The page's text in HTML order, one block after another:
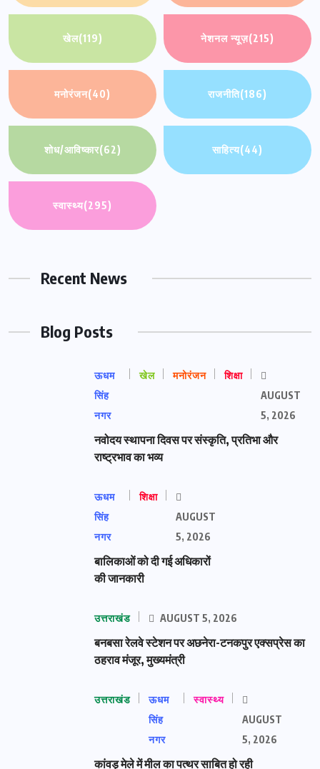
खेल(119) नेशनल न्यूज़(215)
मनोरंजन(40) राजनीति(186)
शोध/आविष्कार(62) साहित्य(44)
स्वास्थ्य(295)
Recent News
Blog Posts
ऊधम
सिंह
नगर
खेल मनोरंजन शिक्षा
AUGUST
5, 2026
नवोदय स्थापना दिवस पर संस्कृति, प्रतिभा और
राष्ट्रभाव का भव्य
ऊधम
सिंह
नगर
शिक्षा
AUGUST
5, 2026
बालिकाओं को दी गई अधिकारों
की जानकारी
उत्तराखंड AUGUST 5, 2026
बनबसा रेलवे स्टेशन पर अछनेरा-टनकपुर एक्सप्रेस का
ठहराव मंजूर, मुख्यमंत्री
उत्तराखंड
ऊधम
सिंह
नगर
स्वास्थ्य
AUGUST
5, 2026
कांवड़ मेले में मील का पत्थर साबित हो रही